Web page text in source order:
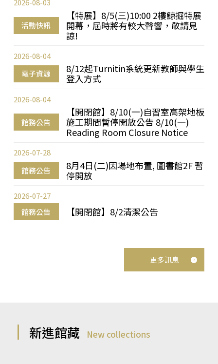
活動快訊
【特展】8/5(三)10:00 2樓鯨掘特展
開幕，屆時將有較大聲響，敬請見
諒!
2026-08-03
電子資源
8/12起Turnitin系統更新教師與學生
登入方式
2026-08-04
館務公告
【開閉館】8/10(一)自習室高架地板
施工期間暫停開放公告 8/10(一)
Reading Room Closure Notice
2026-08-04
館務公告
8月4日(二)因場地布置, 圖書館2F 暫
停開放
2026-07-28
館務公告 【開閉館】8/2清潔公告
2026-07-27
更多訊息
新進館藏 New collections